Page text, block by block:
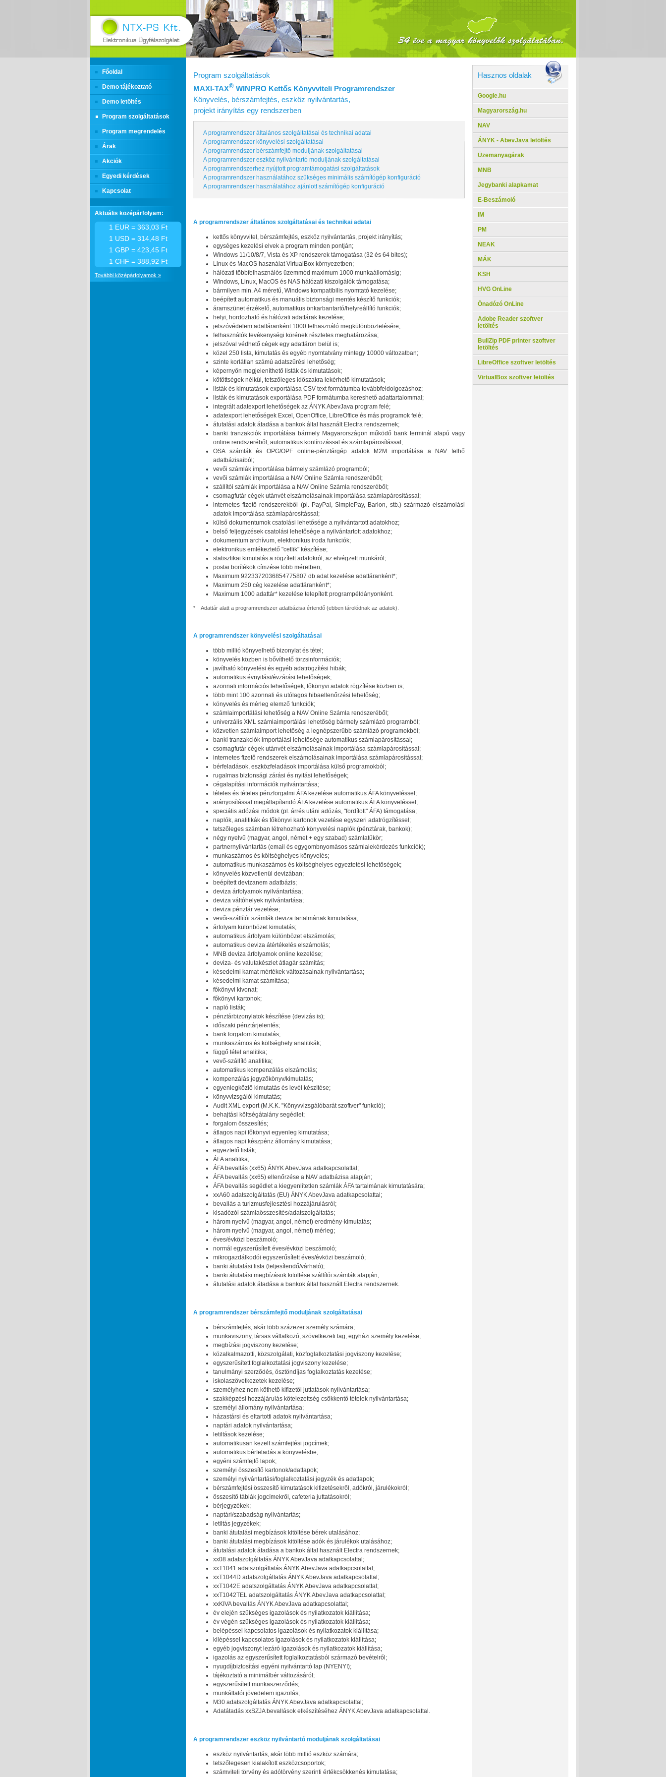
Főoldal
Demo tájékoztató
Demo letöltés
Program szolgáltatások
Program megrendelés
Árak
Akciók
Egyedi kérdések
Kapcsolat
Program szolgáltatások
MAXI‑TAX® WINPRO Kettős Könyvviteli Programrendszer
Könyvelés, bérszámfejtés, eszköz nyilvántartás,
projekt irányítás egy rendszerben
A programrendszer általános szolgáltatásai és technikai adatai
A programrendszer könyvelési szolgáltatásai
A programrendszer bérszámfejtő moduljának szolgáltatásai
A programrendszer eszköz nyilvántartó moduljának szolgáltatásai
A programrendszerhez nyújtott programtámogatási szolgáltatások
A programrendszer használatához szükséges minimális számítógép konfiguráció
A programrendszer használatához ajánlott számítógép konfiguráció
A programrendszer általános szolgáltatásai és technikai adatai
kettős könyvvitel, bérszámfejtés, eszköz nyilvántartás, projekt irányítás;
egységes kezelési elvek a program minden pontján;
Windows 11/10/8/7, Vista és XP rendszerek támogatása (32 és 64 bites);
Linux és MacOS használat VirtualBox környezetben;
hálózati többfelhasználós üzemmód maximum 1000 munkaállomásig;
Windows, Linux, MacOS és NAS hálózati kiszolgálók támogatása;
bármilyen min. A4 méretű, Windows kompatibilis nyomtató kezelése;
beépített automatikus és manuális biztonsági mentés készítő funkciók;
áramszünet érzékelő, automatikus önkarbantartó/helyreállító funkciók;
helyi, hordozható és hálózati adattárak kezelése;
jelszóvédelem adattáranként 1000 felhasználó megkülönböztetésére;
felhasználók tevékenységi körének részletes meghatározása;
jelszóval védhető cégek egy adattáron belül is;
közel 250 lista, kimutatás és egyéb nyomtatvány mintegy 10000 változatban;
szinte korlátlan számú adatszűrési lehetőség;
képernyőn megjeleníthető listák és kimutatások;
kötöttségek nélkül, tetszőleges időszakra lekérhető kimutatások;
listák és kimutatások exportálása CSV text formátumba továbbfeldolgozáshoz;
listák és kimutatások exportálása PDF formátumba kereshető adattartalommal;
integrált adatexport lehetőségek az ÁNYK AbevJava program felé;
adatexport lehetőségek Excel, OpenOffice, LibreOffice és más programok felé;
átutalási adatok átadása a bankok által használt Electra rendszernek;
banki tranzakciók importálása bármely Magyarországon működő bank terminál alapú vagy
online rendszeréből, automatikus kontírozással és számlapárosítással;
OSA számlák és OPG/OPF online-pénztárgép adatok M2M importálása a NAV felhő
adatbázisaiból;
vevői számlák importálása bármely számlázó programból;
vevői számlák importálása a NAV Online Számla rendszeréből;
szállítói számlák importálása a NAV Online Számla rendszeréből;
csomagfutár cégek utánvét elszámolásainak importálása számlapárosítással;
internetes fizető rendszerekből (pl. PayPal, SimplePay, Barion, stb.) származó elszámolási
adatok importálása számlapárosítással;
külső dokumentumok csatolási lehetősége a nyilvántartott adatokhoz;
belső feljegyzések csatolási lehetősége a nyilvántartott adatokhoz;
dokumentum archívum, elektronikus iroda funkciók;
elektronikus emlékeztető "cetlik" készítése;
statisztikai kimutatás a rögzített adatokról, az elvégzett munkáról;
postai borítékok címzése több méretben;
Maximum 9223372036854775807 db adat kezelése adattáranként*;
Maximum 250 cég kezelése adattáranként*;
Maximum 1000 adattár* kezelése telepített programpéldányonként.
* Adattár alatt a programrendszer adatbázisa értendő (ebben tárolódnak az adatok).
A programrendszer könyvelési szolgáltatásai
több millió könyvelhető bizonylat és tétel;
könyvelés közben is bővíthető törzsinformációk;
javítható könyvelési és egyéb adatrögzítési hibák;
automatikus évnyitási/évzárási lehetőségek;
azonnali információs lehetőségek, főkönyvi adatok rögzítése közben is;
több mint 100 azonnali és utólagos hibaellenőrzési lehetőség;
könyvelés és mérleg elemző funkciók;
számlaimportálási lehetőség a NAV Online Számla rendszeréből;
univerzális XML számlaimportálási lehetőség bármely számlázó programból;
közvetlen számlaimport lehetőség a legnépszerűbb számlázó programokból;
banki tranzakciók importálási lehetősége automatikus számlapárosítással;
csomagfutár cégek utánvét elszámolásainak importálása számlapárosítással;
internetes fizető rendszerek elszámolásainak importálása számlapárosítással;
bérfeladások, eszközfeladások importálása külső programokból;
rugalmas biztonsági zárási és nyitási lehetőségek;
cégalapítási információk nyilvántartása;
tételes és tételes pénzforgalmi ÁFA kezelése automatikus ÁFA könyveléssel;
arányosítással megállapítandó ÁFA kezelése automatikus ÁFA könyveléssel;
speciális adózási módok (pl. árrés utáni adózás, "fordított" ÁFA) támogatása;
naplók, analitikák és főkönyvi kartonok vezetése egyszeri adatrögzítéssel;
tetszőleges számban létrehozható könyvelési naplók (pénztárak, bankok);
négy nyelvű (magyar, angol, német + egy szabad) számlatükör;
partnernyilvántartás (email és egygombnyomásos számlalekérdezés funkciók);
munkaszámos és költséghelyes könyvelés;
automatikus munkaszámos és költséghelyes egyeztetési lehetőségek;
könyvelés közvetlenül devizában;
beépített devizanem adatbázis;
deviza árfolyamok nyilvántartása;
deviza váltóhelyek nyilvántartása;
deviza pénztár vezetése;
vevői-szállítói számlák deviza tartalmának kimutatása;
árfolyam különbözet kimutatás;
automatikus árfolyam különbözet elszámolás;
automatikus deviza átértékelés elszámolás;
MNB deviza árfolyamok online kezelése;
deviza- és valutakészlet átlagár számítás;
késedelmi kamat mértékek változásainak nyilvántartása;
késedelmi kamat számítása;
főkönyvi kivonat;
főkönyvi kartonok;
napló listák;
pénztárbizonylatok készítése (devizás is);
időszaki pénztárjelentés;
bank forgalom kimutatás;
munkaszámos és költséghely analitikák;
függő tétel analitika;
vevő-szállító analitika;
automatikus kompenzálás elszámolás;
kompenzálás jegyzőkönyv/kimutatás;
egyenlegközlő kimutatás és levél készítése;
könyvvizsgálói kimutatás;
Audit XML export (M.K.K. "Könyvvizsgálóbarát szoftver" funkció);
behajtási költségátalány segédlet;
forgalom összesítés;
átlagos napi főkönyvi egyenleg kimutatása;
átlagos napi készpénz állomány kimutatása;
egyeztető listák;
ÁFA analitika;
ÁFA bevallás (xx65) ÁNYK AbevJava adatkapcsolattal;
ÁFA bevallás (xx65) ellenőrzése a NAV adatbázisa alapján;
ÁFA bevallás segédlet a kiegyenlítetlen számlák ÁFA tartalmának kimutatására;
xxA60 adatszolgáltatás (EU) ÁNYK AbevJava adatkapcsolattal;
bevallás a turizmusfejlesztési hozzájárulásról;
kisadózói számlaösszesítés/adatszolgáltatás;
három nyelvű (magyar, angol, német) eredmény-kimutatás;
három nyelvű (magyar, angol, német) mérleg;
éves/évközi beszámoló;
normál egyszerűsített éves/évközi beszámoló;
mikrogazdálkodói egyszerűsített éves/évközi beszámoló;
banki átutalási lista (teljesítendő/várható);
banki átutalási megbízások kitöltése szállítói számlák alapján;
átutalási adatok átadása a bankok által használt Electra rendszernek.
A programrendszer bérszámfejtő moduljának szolgáltatásai
bérszámfejtés, akár több százezer személy számára;
munkaviszony, társas vállalkozó, szövetkezeti tag, egyházi személy kezelése;
megbízási jogviszony kezelése;
közalkalmazotti, közszolgálati, közfoglalkoztatási jogviszony kezelése;
egyszerűsített foglalkoztatási jogviszony kezelése;
tanulmányi szerződés, ösztöndíjas foglalkoztatás kezelése;
iskolaszövetkezetek kezelése;
személyhez nem köthető kifizetői juttatások nyilvántartása;
szakképzési hozzájárulás kötelezettség csökkentő tételek nyilvántartása;
személyi állomány nyilvántartása;
házastársi és eltartotti adatok nyilvántartása;
naptári adatok nyilvántartása;
letiltások kezelése;
automatikusan kezelt számfejtési jogcímek;
automatikus bérfeladás a könyvelésbe;
egyéni számfejtő lapok;
személyi összesítő kartonok/adatlapok;
személyi nyilvántartási/foglalkoztatási jegyzék és adatlapok;
bérszámfejtési összesítő kimutatások kifizetésekről, adókról, járulékokról;
összesítő táblák jogcímekről, cafeteria juttatásokról;
bérjegyzékek;
naptári/szabadság nyilvántartás;
letiltás jegyzékek;
banki átutalási megbízások kitöltése bérek utalásához;
banki átutalási megbízások kitöltése adók és járulékok utalásához;
átutalási adatok átadása a bankok által használt Electra rendszernek;
xx08 adatszolgáltatás ÁNYK AbevJava adatkapcsolattal;
xxT1041 adatszolgáltatás ÁNYK AbevJava adatkapcsolattal;
xxT1044D adatszolgáltatás ÁNYK AbevJava adatkapcsolattal;
xxT1042E adatszolgáltatás ÁNYK AbevJava adatkapcsolattal;
xxT1042TEL adatszolgáltatás ÁNYK AbevJava adatkapcsolattal;
xxKIVA bevallás ÁNYK AbevJava adatkapcsolattal;
év elején szükséges igazolások és nyilatkozatok kiállítása;
év végén szükséges igazolások és nyilatkozatok kiállítása;
belépéssel kapcsolatos igazolások és nyilatkozatok kiállítása;
kilépéssel kapcsolatos igazolások és nyilatkozatok kiállítása;
egyéb jogviszonyt lezáró igazolások és nyilatkozatok kiállítása;
igazolás az egyszerűsített foglalkoztatásból származó bevételről;
nyugdíjbiztosítási egyéni nyilvántartó lap (NYENYI);
tájékoztató a minimálbér változásáról;
egyszerűsített munkaszerződés;
munkáltatói jövedelem igazolás;
M30 adatszolgáltatás ÁNYK AbevJava adatkapcsolattal;
Adatátadás xxSZJA bevallások elkészítéséhez ÁNYK AbevJava adatkapcsolattal.
A programrendszer eszköz nyilvántartó moduljának szolgáltatásai
eszköz nyilvántartás, akár több millió eszköz számára;
tetszőlegesen kialakított eszközcsoportok;
számviteli törvény és adótörvény szerinti értékcsökkenés kimutatása;
Hasznos oldalak
Google.hu
Magyarország.hu
NAV
ÁNYK - AbevJava letöltés
Üzemanyagárak
MNB
Jegybanki alapkamat
E-Beszámoló
IM
PM
NEAK
MÁK
KSH
HVG OnLine
Önadózó OnLine
Adobe Reader szoftver
letöltés
BullZip PDF printer szoftver
letöltés
LibreOffice szoftver letöltés
VirtualBox szoftver letöltés
Aktuális középárfolyam:
1 EUR = 363,03 Ft
1 USD = 314,48 Ft
1 GBP = 423,45 Ft
1 CHF = 388,92 Ft
További középárfolyamok »